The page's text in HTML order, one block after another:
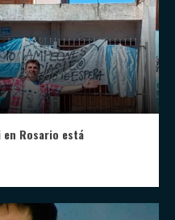
en Rosario está